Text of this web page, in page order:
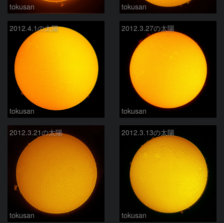
tokusan tokusan
2012.4.1の太陽
tokusan
2012.3.27の太陽
tokusan
2012.3.21の太陽
tokusan
2012.3.13の太陽
tokusan